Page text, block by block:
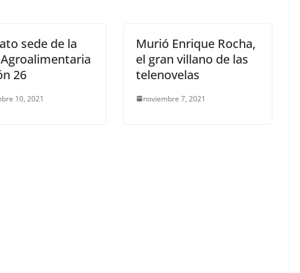
sede de la
26
10, 2021
Murió Enrique Rocha,
el gran villano de las
telenovelas
noviembre 7, 2021